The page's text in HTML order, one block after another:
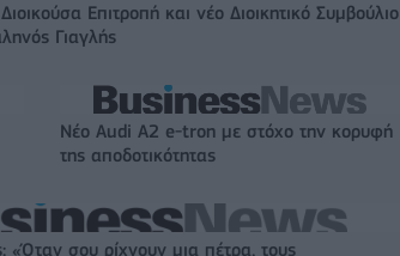
Επιτροπή και νέο Διοικητικό Συμβούλιο
Γιαγλής
Νέο Audi A2 e-tron με στόχο την κορυφή
της αποδοτικότητας
«Όταν σου ρίχνουν μια πέτρα, τους